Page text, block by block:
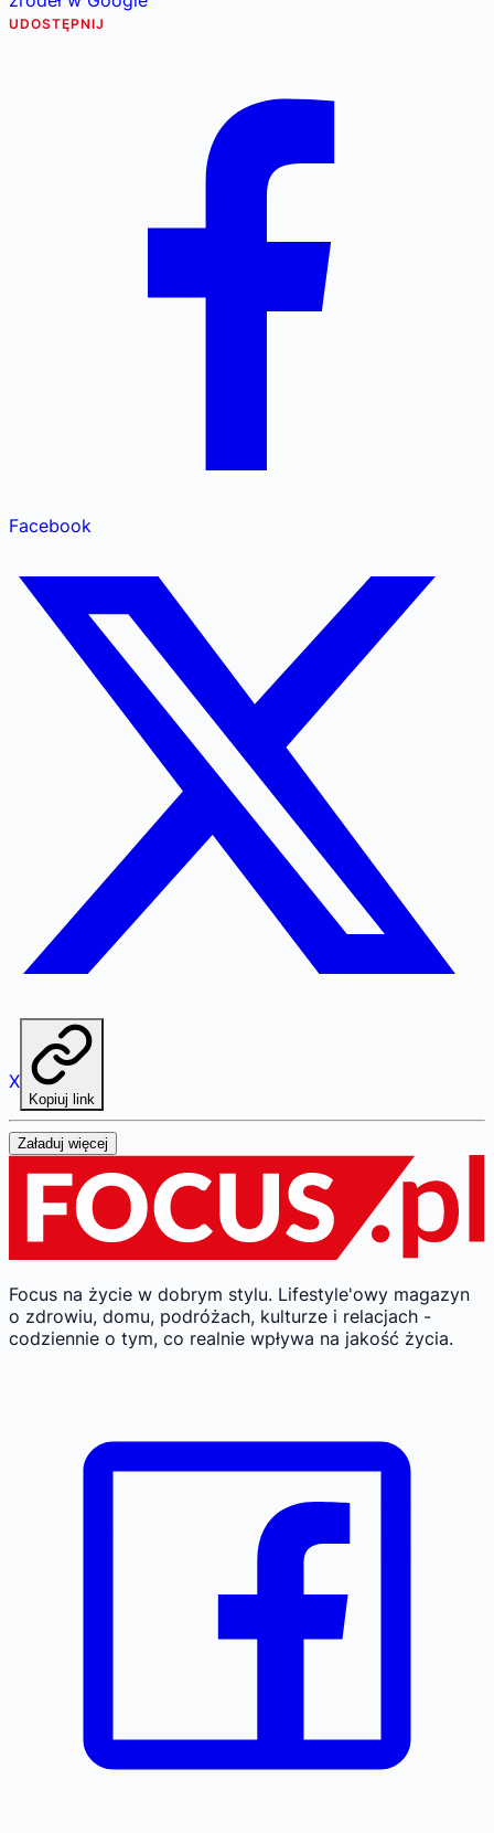
UDOSTĘPNIJ
Facebook
X
Kopiuj link
Załaduj więcej
Focus na życie w dobrym stylu. Lifestyle'owy magazyn
o zdrowiu, domu, podróżach, kulturze i relacjach -
codziennie o tym, co realnie wpływa na jakość życia.